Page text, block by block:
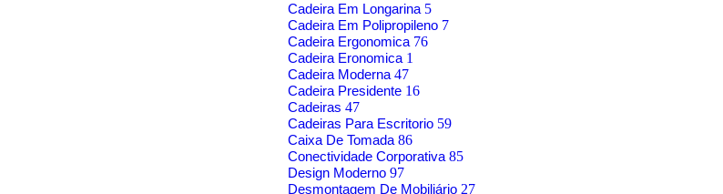
Cadeira Em Longarina 5
Cadeira Em Polipropileno 7
Cadeira Ergonomica 76
Cadeira Eronomica 1
Cadeira Moderna 47
Cadeira Presidente 16
Cadeiras 47
Cadeiras Para Escritorio 59
Caixa De Tomada 86
Conectividade Corporativa 85
Design Moderno 97
Desmontagem De Mobiliário 27